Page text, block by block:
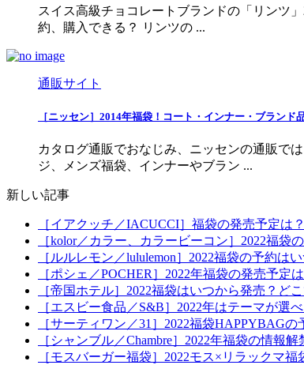
スイス高級チョコレートブランドの「リンツ
約、購入できる？ リンツの ...
通販サイト
［ニッセン］2014年福袋！コート・インナー・ブラン
カタログ通販でおなじみ、ニッセンの通販で
ジ、メンズ福袋、インナーやブラン ...
新しい記事
［イアクッチ／IACUCCI］福袋の発売予定は
［kolor／カラー、カラービーコン］2022福袋
［ルルレモン／lululemon］2022福袋の予約は
［ポシェ／POCHER］2022年福袋の発売予定
［帝国ホテル］2022福袋はいつから発売？
［エスビー食品／S&B］2022年はテーマが
［サーティワン／31］2022福袋HAPPYBAG
［シャンブル／Chambre］2022年福袋の情報
［モスバーガー福袋］2022モス×リラックマ